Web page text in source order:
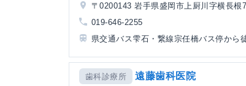
〒0200143 岩手県盛岡市上厨川字横長根
019-646-2255
県交通バス雫石・繋線宗任橋バス停から
歯科診療所 遠藤歯科医院